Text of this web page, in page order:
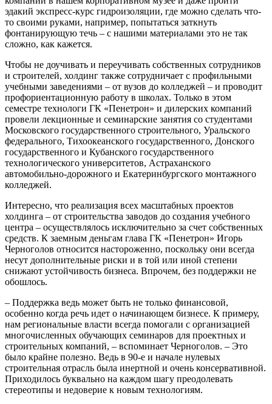
эдакий экспресс-курс гидроизоляции, где можно сделать что-
то своими руками, например, попытаться заткнуть
фонтанирующую течь – с нашими материалами это не так
сложно, как кажется.
Чтобы не доучивать и переучивать собственных сотрудников
и строителей, холдинг также сотрудничает с профильными
учебными заведениями – от вузов до колледжей – и проводит
профориентационную работу в школах. Только в этом
семестре технологи ГК «Пенетрон» и дилерских компаний
провели лекционные и семинарские занятия со студентами
Московского государственного строительного, Уральского
федерального, Тихоокеанского государственного, Донского
государственного и Кубанского государственного
технологического университетов, Астраханского
автомобильно-дорожного и Екатеринбургского монтажного
колледжей.
Интересно, что реализация всех масштабных проектов
холдинга – от строительства заводов до создания учебного
центра – осуществлялось исключительно за счет собственных
средств. К заемным деньгам глава ГК «Пенетрон» Игорь
Черноголов относится настороженно, поскольку они всегда
несут дополнительные риски и в той или иной степени
снижают устойчивость бизнеса. Впрочем, без поддержки не
обошлось.
– Поддержка ведь может быть не только финансовой,
особенно когда речь идет о начинающем бизнесе. К примеру,
нам региональные власти всегда помогали с организацией
многочисленных обучающих семинаров для проектных и
строительных компаний, – вспоминает Черноголов. – Это
было крайне полезно. Ведь в 90-е и начале нулевых
строительная отрасль была инертной и очень консервативной.
Приходилось буквально на каждом шагу преодолевать
стереотипы и недоверие к новым технологиям.